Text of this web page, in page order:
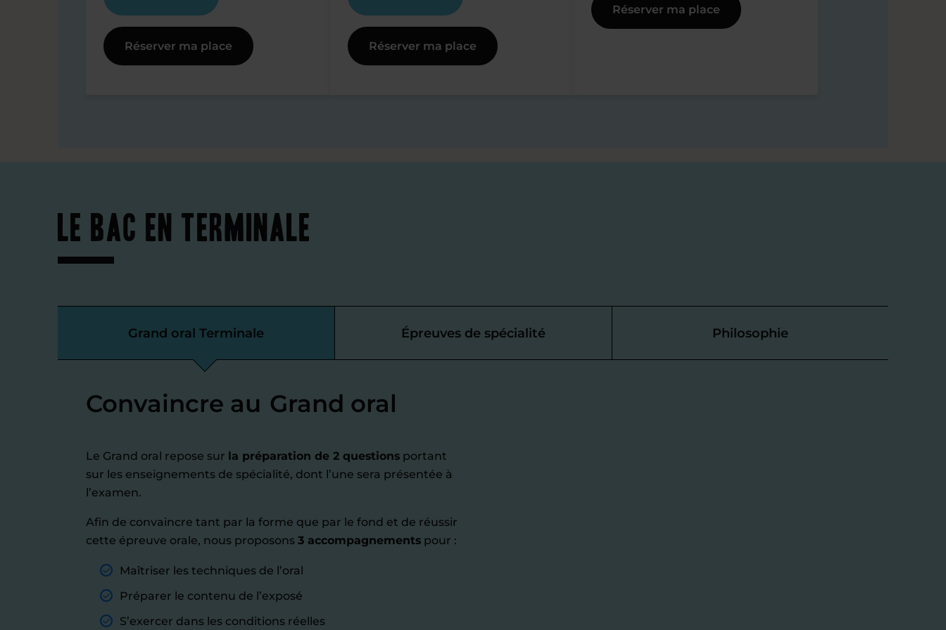
Réserver ma place Réserver ma place
Réserver ma place
Le bac en Terminale
Grand oral Terminale Épreuves de spécialité Philosophie
Convaincre au Grand oral
Le Grand oral repose sur la préparation de 2 questions portant
sur les enseignements de spécialité, dont l’une sera présentée à
l’examen.
Afin de convaincre tant par la forme que par le fond et de réussir
cette épreuve orale, nous proposons 3 accompagnements pour :
Maîtriser les techniques de l’oral
Préparer le contenu de l’exposé
S’exercer dans les conditions réelles